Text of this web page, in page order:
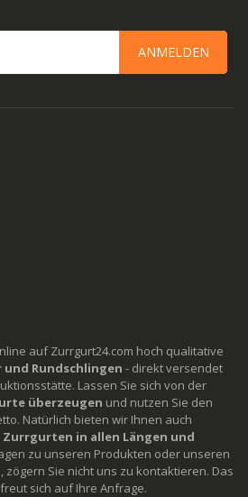
ANMELDEN
auf Zurrgurt24.com hoch qualitative
Rundschlingen - direkt versendet
Lassen Sie sich von der
überzeugen und nutzen Sie den
Natürlich bieten wir Ihnen auch
Zurrgurten in allen Längen und
zu unseren Produkten oder unseren
Sie nicht uns zu kontaktieren. Das
sich auf Ihre Anfrage.